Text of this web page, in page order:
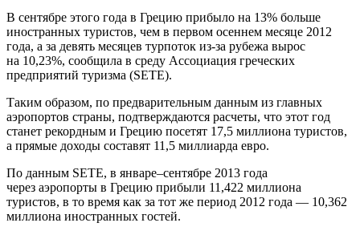
В сентябре этого года в Грецию прибыло на 13% больше
иностранных туристов, чем в первом осеннем месяце 2012
года, а за девять месяцев турпоток из-за рубежа вырос
на 10,23%, сообщила в среду Ассоциация греческих
предприятий туризма (SETE).
Таким образом, по предварительным данным из главных
аэропортов страны, подтверждаются расчеты, что этот год
станет рекордным и Грецию посетят 17,5 миллиона туристов,
а прямые доходы составят 11,5 миллиарда евро.
По данным SETE, в январе–сентябре 2013 года
через аэропорты в Грецию прибыли 11,422 миллиона
туристов, в то время как за тот же период 2012 года — 10,362
миллиона иностранных гостей.